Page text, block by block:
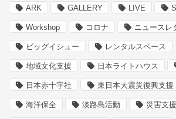
ARK GALLERY LIVE
Workshop コロナ ニュースレ
ビッグイシュー レンタルスペース
地域文化支援 日本ライトハウス
日本赤十字社 東日本大震災復興支援
海洋保全 淡路島活動 災害支援